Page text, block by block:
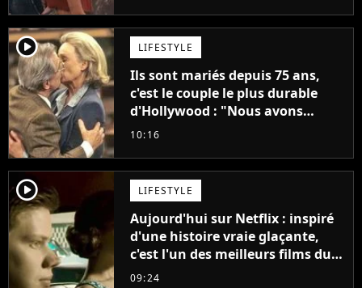
player2 LIFESTYLE
Ils sont mariés depuis 75 ans,
c'est le couple le plus durable
d'Hollywood : "Nous avons
avancé jour après jour, et les
décennies"
10:16
player2 LIFESTYLE
Aujourd'hui sur Netflix : inspiré
d'une histoire vraie glaçante,
c'est l'un des meilleurs films du
21ème siècle
09:24